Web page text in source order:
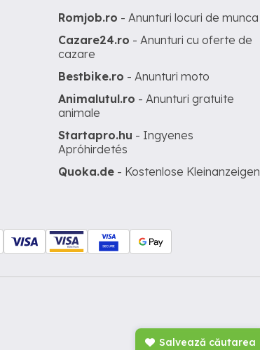
Salvează căutarea
Romjob.ro - Anunturi locuri de munca
Cazare24.ro - Anunturi cu oferte de
cazare
Bestbike.ro - Anunturi moto
Animalutul.ro - Anunturi gratuite
animale
Startapro.hu - Ingyenes
Apróhirdetés
Quoka.de - Kostenlose Kleinanzeigen